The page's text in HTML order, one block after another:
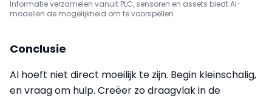
Informatie verzamelen vanuit PLC, sensoren en assets biedt AI-
modellen de mogelijkheid om te voorspellen
Conclusie
AI hoeft niet direct moeilijk te zijn. Begin kleinschalig,
en vraag om hulp. Creëer zo draagvlak in de